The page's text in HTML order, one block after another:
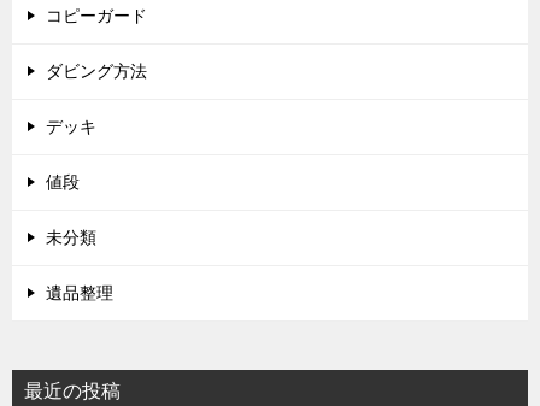
コピーガード
ダビング方法
デッキ
値段
未分類
遺品整理
最近の投稿